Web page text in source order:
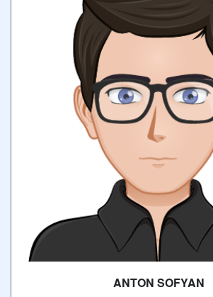
ANTON SOFYAN